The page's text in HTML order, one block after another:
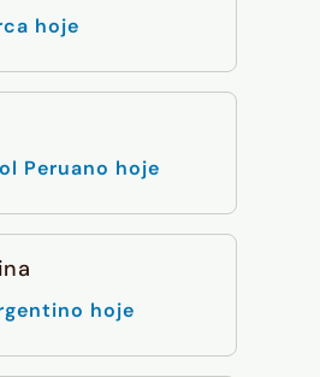
hoje
Peruano hoje
hoje